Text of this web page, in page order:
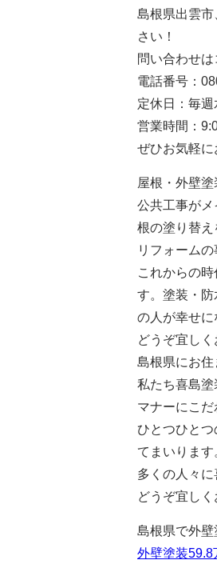
島根県出雲
さい！
問い合わせ
電話番号：
定休日：毎週
営業時間：
ぜひお気軽に
屋根・外壁
公共工事が
根の塗り替
リフォーム
これからの
す。塗装・
の人が幸せ
どうぞ宜しく
島根県にお
私たち喜島
マナーにこ
ひとつひと
てまいります
多くの人々
どうぞ宜し
島根県で外
外壁塗装59.8